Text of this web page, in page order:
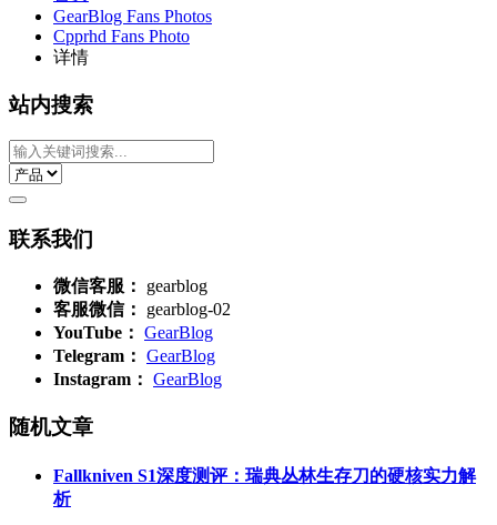
GearBlog Fans Photos
Cpprhd Fans Photo
详情
站内搜索
联系我们
微信客服：
gearblog
客服微信：
gearblog-02
YouTube： GearBlog
Telegram： GearBlog
Instagram： GearBlog
随机文章
Fallkniven S1深度测评：瑞典丛林生存刀的硬核实力解
析